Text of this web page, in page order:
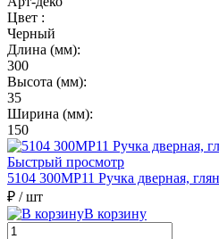
Цвет :
Черный
Длина (мм):
300
Высота (мм):
35
Ширина (мм):
150
Быстрый просмотр
5104 300MP11 Ручка дверная,
₽ / шт
В корзину